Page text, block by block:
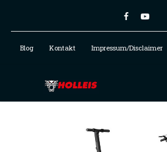
Blog Kontakt Impressum/Disclaimer